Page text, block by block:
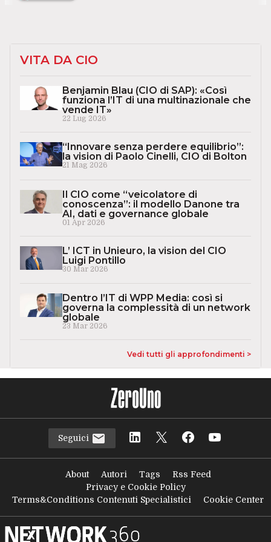
VITA DA CIO
Benjamin Blau (CIO di SAP): «Così
funziona l’IT di una multinazionale che
vende IT»
22 Lug 2026
“Innovare senza perdere equilibrio”:
la vision di Paolo Cinelli, CIO di Bolton
21 Mag 2026
Il CIO come “veicolatore di
conoscenza”: il modello Danone tra
AI, dati e governance globale
01 Apr 2026
L’ ICT in Unieuro, la vision del CIO
Luigi Pontillo
30 Mar 2026
Dentro l’IT di WPP Media: così si
governa la complessità di un network
globale
23 Mar 2026
Vedi tutti gli approfondimenti >
Seguici
About Autori Tags
Rss Feed
Privacy e Cookie Policy
Terms&Conditions Contenuti Specialistici
Cookie Center